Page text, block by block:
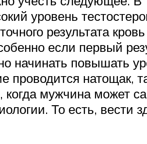
уровень
результата
если первый
начинать повышать
натощак,
мужчина может
То есть, вести